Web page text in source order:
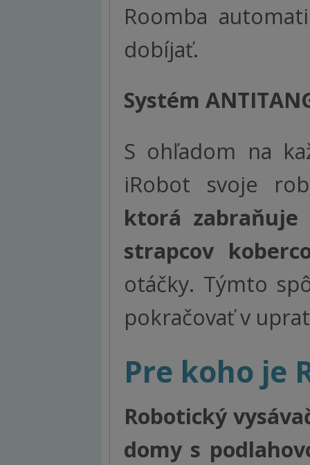
Roomba
dobíjať.
Systém
S ohľadom na
iRobot svoje
ktorá zabraňuje
strapcov
otáčky. Týmto
pokračovať v
Pre koho je
Robotický
domy s